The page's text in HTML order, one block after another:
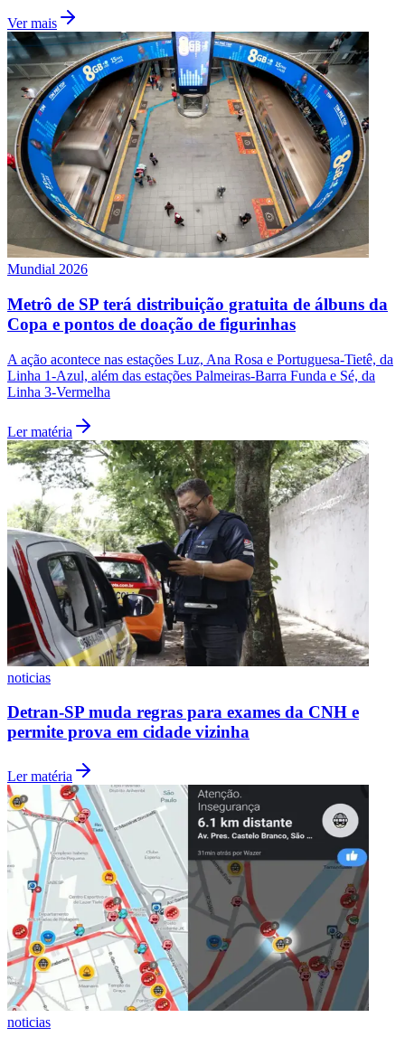
São Paulo
Santos
Ver mais
Mundial 2026
Metrô de SP terá distribuição gratuita de álbuns da
Copa e pontos de doação de figurinhas
A ação acontece nas estações Luz, Ana Rosa e Portuguesa-Tietê, da
Linha 1-Azul, além das estações Palmeiras-Barra Funda e Sé, da
Linha 3-Vermelha
Ler matéria
noticias
Detran-SP muda regras para exames da CNH e
permite prova em cidade vizinha
Ler matéria
noticias